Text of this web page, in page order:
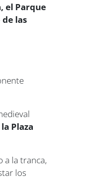
el Parque
las
la Plaza
a la tranca,
los